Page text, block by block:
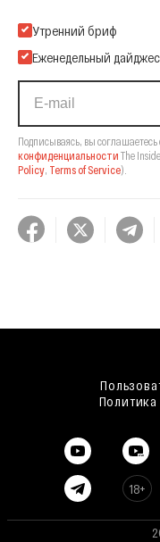
Подпишитесь на нашу
Утренний бриф
Еженедельный
Подписываясь, вы соглашаетесь
конфиденциальности The
Policy Terms of Service).
18+